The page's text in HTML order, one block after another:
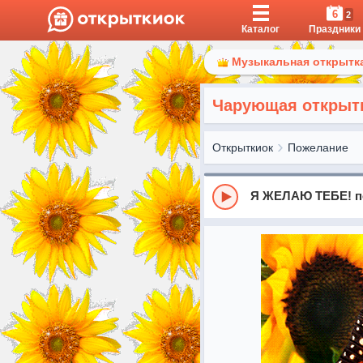
Каталог
6 2
Праздники
Музыкальная
Чарующая
Открыткиок Пожелание
Я ЖЕЛАЮ ТЕБЕ!